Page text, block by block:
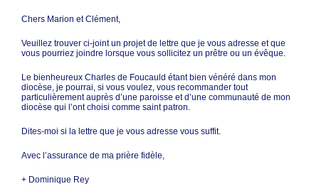
Chers Marion et Clément,
Veuillez trouver ci-joint un projet de lettre que je vous adresse et que
vous pourriez joindre lorsque vous sollicitez un prêtre ou un évêque.
Le bienheureux Charles de Foucauld étant bien vénéré dans mon
diocèse, je pourrai, si vous voulez, vous recommander tout
particulièrement auprès d’une paroisse et d’une communauté de mon
diocèse qui l’ont choisi comme saint patron.
Dites-moi si la lettre que je vous adresse vous suffit.
Avec l’assurance de ma prière fidèle,
+ Dominique Rey